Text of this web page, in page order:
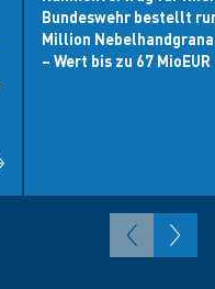
Bundeswehr bestellt
Million
– Wert bis zu 67 MioEUR